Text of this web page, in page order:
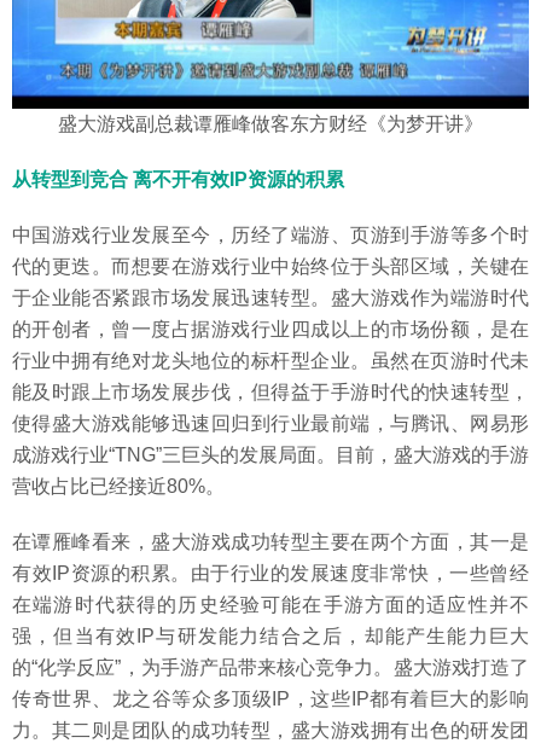
盛大游戏副总裁谭雁峰做客东方财经《为梦开讲》
从转型到竞合 离不开有效IP资源的积累
中国游戏行业发展至今，历经了端游、页游到手游等多个时
代的更迭。而想要在游戏行业中始终位于头部区域，关键在
于企业能否紧跟市场发展迅速转型。盛大游戏作为端游时代
的开创者，曾一度占据游戏行业四成以上的市场份额，是在
行业中拥有绝对龙头地位的标杆型企业。虽然在页游时代未
能及时跟上市场发展步伐，但得益于手游时代的快速转型，
使得盛大游戏能够迅速回归到行业最前端，与腾讯、网易形
成游戏行业“TNG”三巨头的发展局面。目前，盛大游戏的手游
营收占比已经接近80%。
在谭雁峰看来，盛大游戏成功转型主要在两个方面，其一是
有效IP资源的积累。由于行业的发展速度非常快，一些曾经
在端游时代获得的历史经验可能在手游方面的适应性并不
强，但当有效IP与研发能力结合之后，却能产生能力巨大
的“化学反应”，为手游产品带来核心竞争力。盛大游戏打造了
传奇世界、龙之谷等众多顶级IP，这些IP都有着巨大的影响
力。其二则是团队的成功转型，盛大游戏拥有出色的研发团